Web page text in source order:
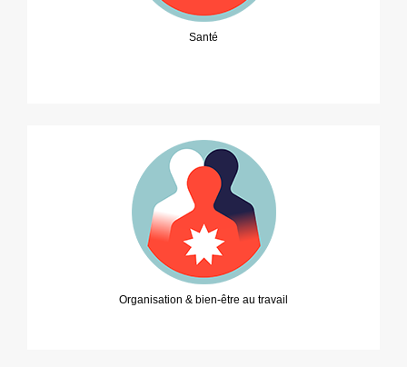
Santé
Organisation & bien-être au travail